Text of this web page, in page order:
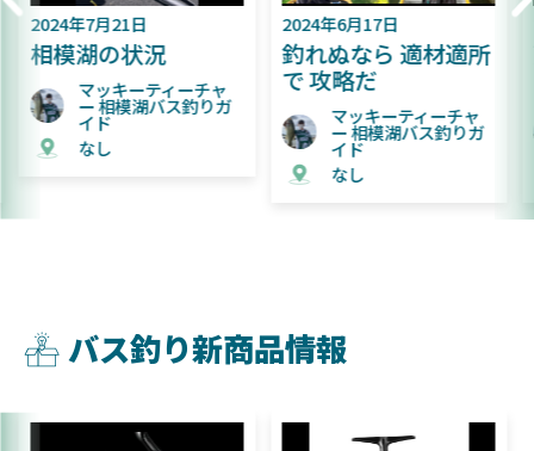
2024年6月17日
釣れぬなら 適材適所
で 攻略だ
マッキーティーチャ
ー 相模湖バス釣りガ
イド
2024年6月9日
難易度が上がってき
た相模湖
マッキーティーチャ
ー 相模湖バス釣りガ
イド
なし
バス釣り新商品情報